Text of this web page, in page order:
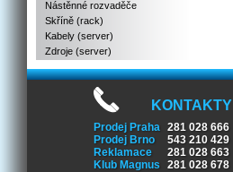
Nástěnné rozvaděče
Skříně (rack)
Kabely (server)
Zdroje (server)
KONTAKTY
Prodej Praha 281 028 666
Prodej Brno
543 210 429
Reklamace
281 028 663
Klub Magnus
281 028 678